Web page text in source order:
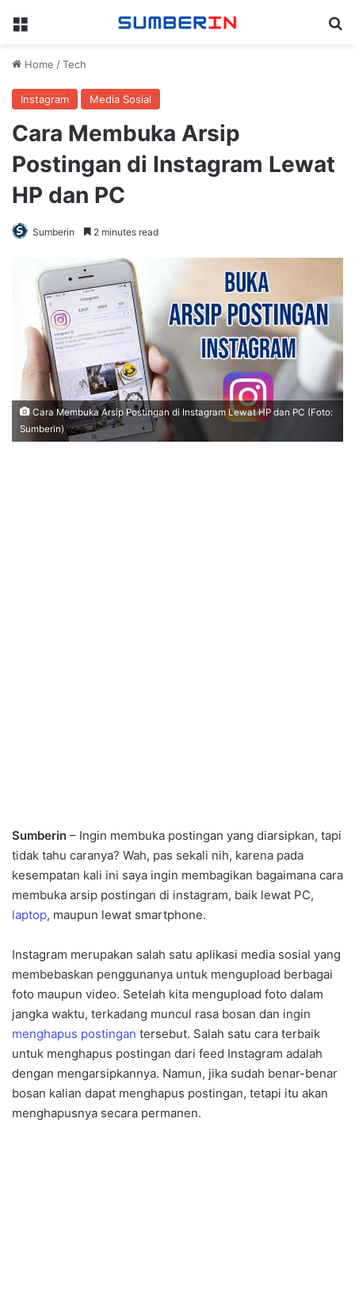
Menu
Home /Tech
Instagram Media Sosial
Cara Membuka Arsip
Postingan di Instagram Lewat
HP dan PC
Sumberin 2 minutes read
Cara Membuka Arsip Postingan di Instagram Lewat HP dan PC (Foto:
Sumberin)
Sumberin – Ingin membuka postingan yang diarsipkan, tapi
tidak tahu caranya? Wah, pas sekali nih, karena pada
kesempatan kali ini saya ingin membagikan bagaimana cara
membuka arsip postingan di instagram, baik lewat PC,
laptop, maupun lewat smartphone.
Instagram merupakan salah satu aplikasi media sosial yang
membebaskan penggunanya untuk mengupload berbagai
foto maupun video. Setelah kita mengupload foto dalam
jangka waktu, terkadang muncul rasa bosan dan ingin
menghapus postingan tersebut. Salah satu cara terbaik
untuk menghapus postingan dari feed Instagram adalah
dengan mengarsipkannya. Namun, jika sudah benar-benar
bosan kalian dapat menghapus postingan, tetapi itu akan
menghapusnya secara permanen.